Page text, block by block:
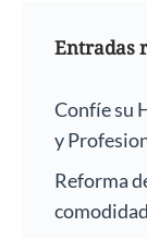
Entradas
Confíe su
y
Reforma